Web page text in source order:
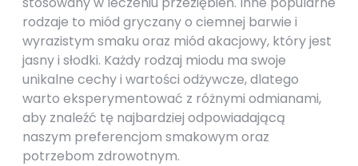
rodzaje to miód gryczany o ciemnej barwie i
wyrazistym smaku oraz miód akacjowy, który jest
jasny i słodki. Każdy rodzaj miodu ma swoje
unikalne cechy i wartości odżywcze, dlatego
warto eksperymentować z różnymi odmianami,
aby znaleźć tę najbardziej odpowiadającą
naszym preferencjom smakowym oraz
potrzebom zdrowotnym.